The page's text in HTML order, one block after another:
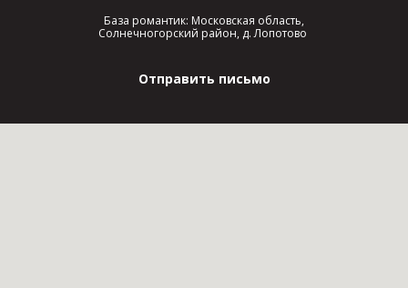
База романтик: Московская область,
Солнечногорский район, д. Лопотово
Отправить письмо